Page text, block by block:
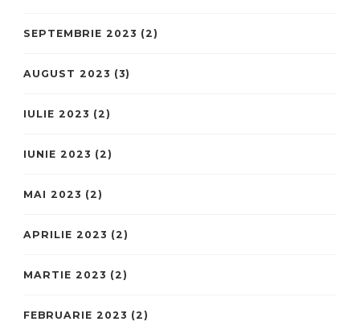
SEPTEMBRIE 2023 (2)
AUGUST 2023 (3)
IULIE 2023 (2)
IUNIE 2023 (2)
MAI 2023 (2)
APRILIE 2023 (2)
MARTIE 2023 (2)
FEBRUARIE 2023 (2)